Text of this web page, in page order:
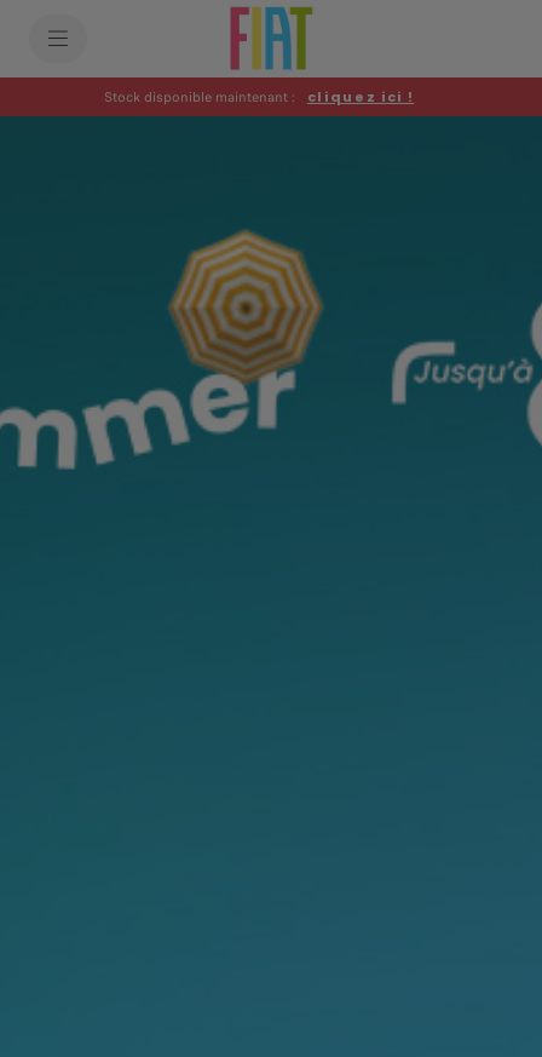
Stock disponible maintenant : cliquez ici !